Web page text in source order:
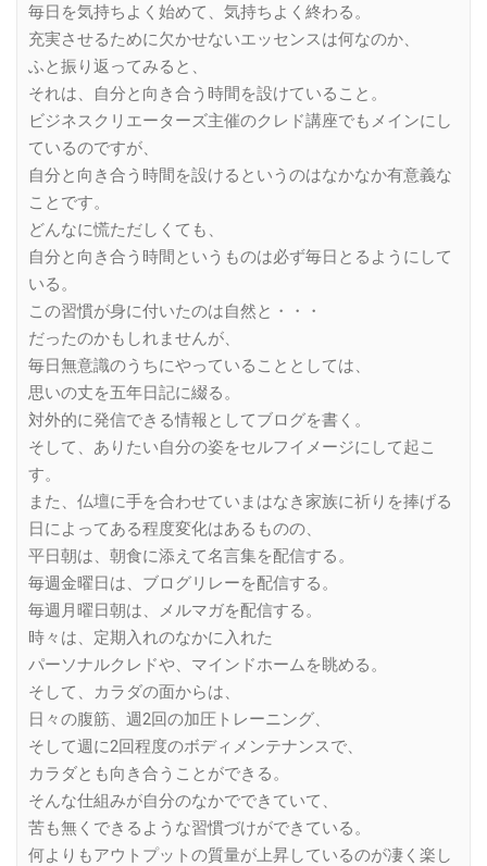
毎日を気持ちよく始めて、気持ちよく終わる。
充実させるために欠かせないエッセンスは何なのか、
ふと振り返ってみると、
それは、自分と向き合う時間を設けていること。
ビジネスクリエーターズ主催のクレド講座でもメインにし
ているのですが、
自分と向き合う時間を設けるというのはなかなか有意義な
ことです。
どんなに慌ただしくても、
自分と向き合う時間というものは必ず毎日とるようにして
いる。
この習慣が身に付いたのは自然と・・・
だったのかもしれませんが、
毎日無意識のうちにやっていることとしては、
思いの丈を五年日記に綴る。
対外的に発信できる情報としてブログを書く。
そして、ありたい自分の姿をセルフイメージにして起こ
す。
また、仏壇に手を合わせていまはなき家族に祈りを捧げる
日によってある程度変化はあるものの、
平日朝は、朝食に添えて名言集を配信する。
毎週金曜日は、ブログリレーを配信する。
毎週月曜日朝は、メルマガを配信する。
時々は、定期入れのなかに入れた
パーソナルクレドや、マインドホームを眺める。
そして、カラダの面からは、
日々の腹筋、週2回の加圧トレーニング、
そして週に2回程度のボディメンテナンスで、
カラダとも向き合うことができる。
そんな仕組みが自分のなかでできていて、
苦も無くできるような習慣づけができている。
何よりもアウトプットの質量が上昇しているのが凄く楽し